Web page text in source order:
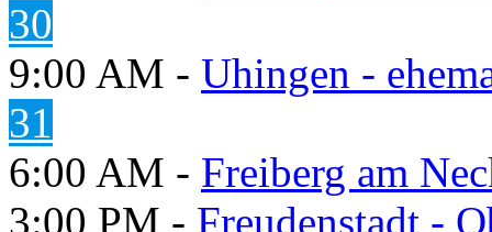
30
9:00 AM - Uhingen -
31
6:00 AM - Freiberg am
3:00 PM - Freudenstadt -